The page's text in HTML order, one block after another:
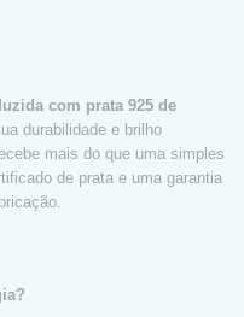
com prata 925 de
durabilidade e brilho
mais do que uma simples
de prata e uma garantia